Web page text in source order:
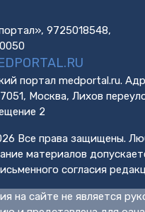
9725018548,
портал medportal.ru.
Москва, Лихов
2
Все права защищены.
материалов
согласия
на сайте не является